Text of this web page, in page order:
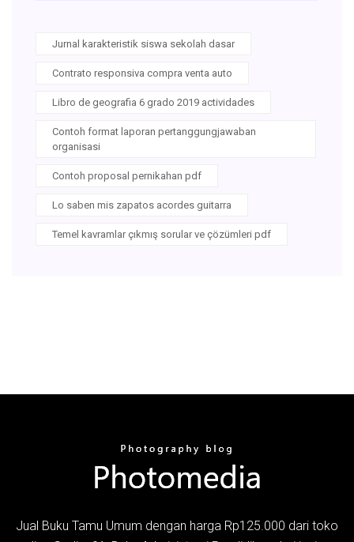
Jurnal karakteristik siswa sekolah dasar
Contrato responsiva compra venta auto
Libro de geografia 6 grado 2019 actividades
Contoh format laporan pertanggungjawaban
organisasi
Contoh proposal pernikahan pdf
Lo saben mis zapatos acordes guitarra
Temel kavramlar çıkmış sorular ve çözümleri pdf
Jual Buku Tamu Umum dengan harga Rp125.000 dari toko